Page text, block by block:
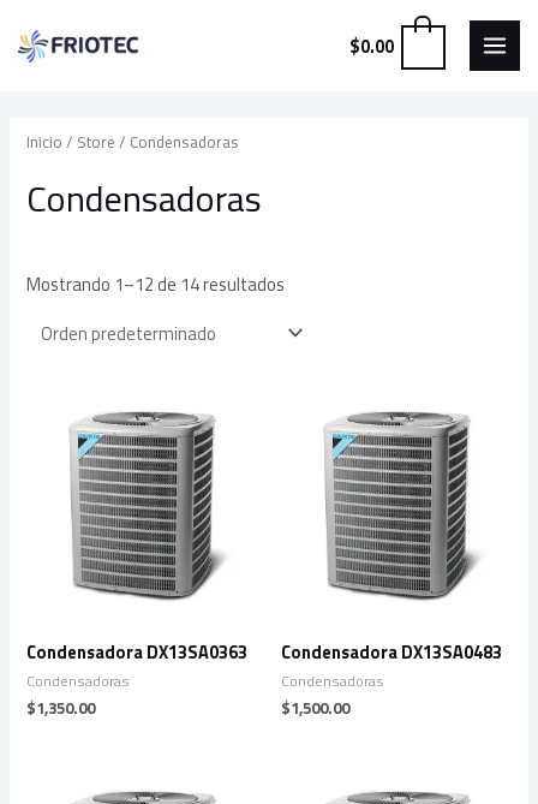
$0.00
Inicio / Store / Condensadoras
Condensadoras
Mostrando 1–12 de 14 resultados
Condensadora DX13SA0363
Condensadoras
$1,350.00
Condensadora DX13SA0483
Condensadoras
$1,500.00